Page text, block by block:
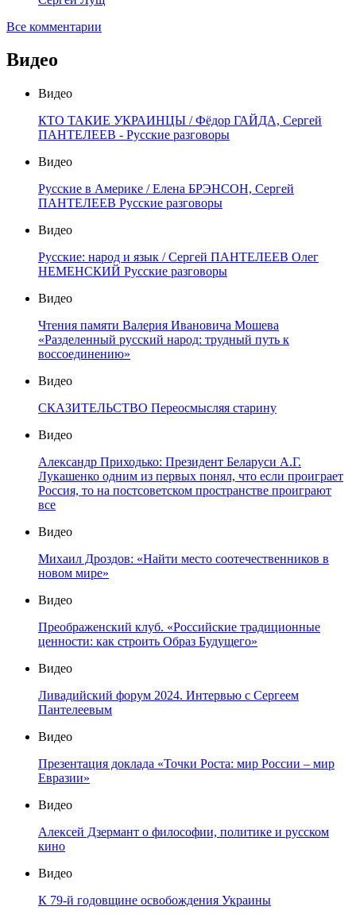
Все комментарии
Видео
Видео
КТО ТАКИЕ УКРАИНЦЫ / Фёдор ГАЙДА, Сергей
ПАНТЕЛЕЕВ - Русские разговоры
Видео
Русские в Америке / Елена БРЭНСОН, Сергей
ПАНТЕЛЕЕВ Русские разговоры
Видео
Русские: народ и язык / Сергей ПАНТЕЛЕЕВ Олег
НЕМЕНСКИЙ Русские разговоры
Видео
Чтения памяти Валерия Ивановича Мошева
«Разделенный русский народ: трудный путь к
воссоединению»
Видео
СКАЗИТЕЛЬСТВО Переосмысляя старину
Видео
Александр Приходько: Президент Беларуси А.Г.
Лукашенко одним из первых понял, что если проиграет
Россия, то на постсоветском пространстве проиграют
все
Видео
Михаил Дроздов: «Найти место соотечественников в
новом мире»
Видео
Преображенский клуб. «Российские традиционные
ценности: как строить Образ Будущего»
Видео
Ливадийский форум 2024. Интервью с Сергеем
Пантелеевым
Видео
Презентация доклада «Точки Роста: мир России – мир
Евразии»
Видео
Алексей Дзермант о философии, политике и русском
кино
Видео
К 79-й годовщине освобождения Украины